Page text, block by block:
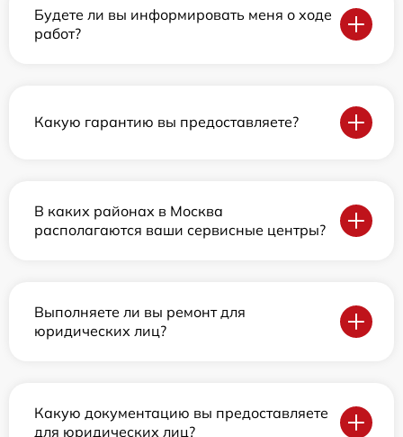
Будете ли вы информировать меня о ходе
работ?
Какую гарантию вы предоставляете?
В каких районах в Москва
располагаются ваши сервисные центры?
Выполняете ли вы ремонт для
юридических лиц?
Какую документацию вы предоставляете
для юридических лиц?